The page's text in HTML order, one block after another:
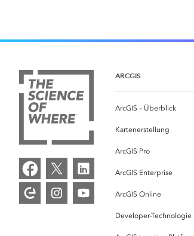
ARCGIS
ArcGIS – Überblick
Kartenerstellung
ArcGIS Pro
ArcGIS Enterprise
ArcGIS Online
Developer-Technologie